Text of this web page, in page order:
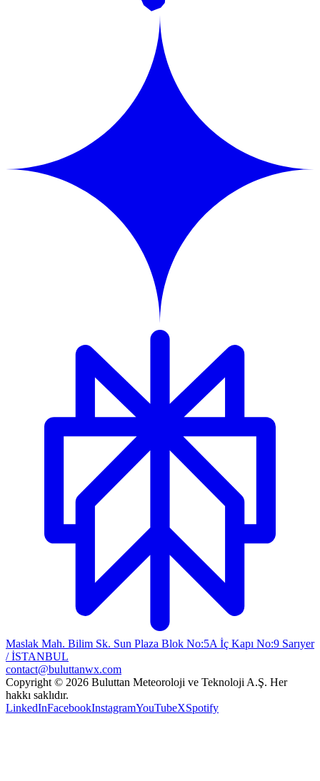
Maslak Mah. Bilim Sk. Sun Plaza Blok No:5A İç Kapı No:9 Sarıyer
/ İSTANBUL
contact@buluttanwx.com
Copyright © 2026 Buluttan Meteoroloji ve Teknoloji A.Ş. Her
hakkı saklıdır.
LinkedInFacebookInstagramYouTubeXSpotify